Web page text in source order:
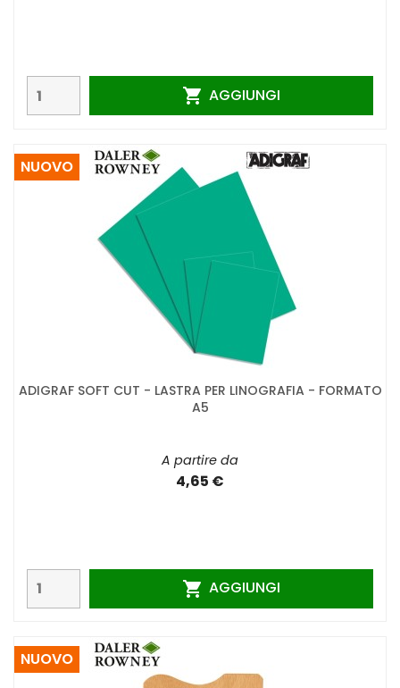
 AGGIUNGI
ADIGRAF SOFT CUT - LASTRA PER LINOGRAFIA - FORMATO
A5
A partire da
4,65 €
 AGGIUNGI
NUOVO
NUOVO